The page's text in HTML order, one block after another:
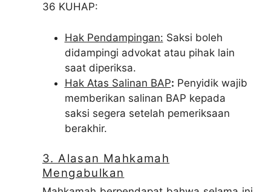
36 KUHAP:
Hak Pendampingan: Saksi boleh
didampingi advokat atau pihak lain
saat diperiksa.
Hak Atas Salinan BAP: Penyidik wajib
memberikan salinan BAP kepada
saksi segera setelah pemeriksaan
berakhir.
3. Alasan Mahkamah
Mengabulkan